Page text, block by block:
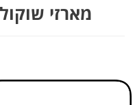
מארזי